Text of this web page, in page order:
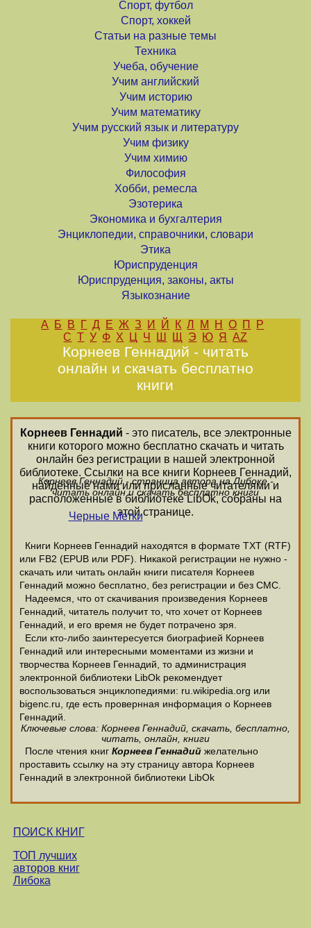
Спорт, футбол
Спорт, хоккей
Статьи на разные темы
Техника
Учеба, обучение
Учим английский
Учим историю
Учим математику
Учим русский язык и литературу
Учим физику
Учим химию
Философия
Хобби, ремесла
Эзотерика
Экономика и бухгалтерия
Энциклопедии, справочники, словари
Этика
Юриспруденция
Юриспруденция, законы, акты
Языкознание
А Б В Г Д Е Ж З И Й К Л М Н О П
Р
С Т У Ф Х Ц Ч Ш Щ Э Ю Я AZ
Корнеев Геннадий - читать
онлайн и скачать бесплатно
книги
Корнеев Геннадий - это писатель, все электронные
книги которого можно бесплатно скачать и читать
онлайн без регистрации в нашей электронной
библиотеке. Ссылки на все книги Корнеев Геннадий,
найденные нами или присланные читателями и
расположенные в библиотеке LibOk, собраны на
этой странице.
Корнеев Геннадий - страница автора на Либоке -
читать онлайн и скачать бесплатно книги
Черные Метки
Книги Корнеев Геннадий находятся в формате ТХТ (RTF)
или FB2 (EPUB или PDF). Никакой регистрации не нужно -
скачать или читать онлайн книги писателя Корнеев
Геннадий можно бесплатно, без регистрации и без СМС.
Надеемся, что от скачивания произведения Корнеев
Геннадий, читатель получит то, что хочет от Корнеев
Геннадий, и его время не будет потрачено зря.
Если кто-либо заинтересуется биографией Корнеев
Геннадий или интересными моментами из жизни и
творчества Корнеев Геннадий, то администрация
электронной библиотеки LibOk рекомендует
воспользоваться энциклопедиями: ru.wikipedia.org или
bigenc.ru, где есть провернная информация о Корнеев
Геннадий.
Ключевые слова: Корнеев Геннадий, скачать, бесплатно,
читать, онлайн, книги
После чтения книг Корнеев Геннадий желательно
проставить ссылку на эту страницу автора Корнеев
Геннадий в электронной библиотеки LibOk
ПОИСК КНИГ
ТОП лучших
авторов книг
Либока